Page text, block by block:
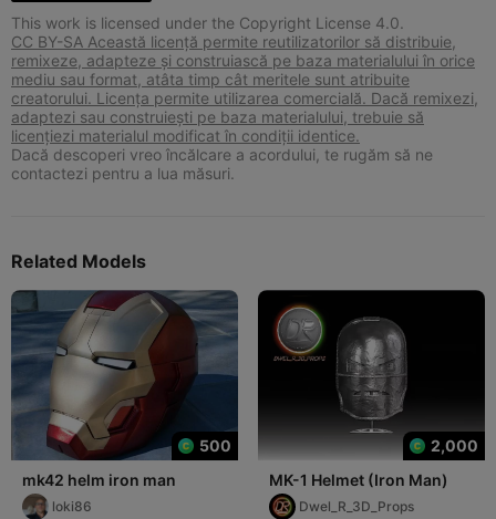
This work is licensed under the Copyright License 4.0.
CC BY-SA Această licență permite reutilizatorilor să distribuie,
remixeze, adapteze și construiască pe baza materialului în orice
mediu sau format, atâta timp cât meritele sunt atribuite
creatorului. Licența permite utilizarea comercială. Dacă remixezi,
adaptezi sau construiești pe baza materialului, trebuie să
licențiezi materialul modificat în condiții identice.
Dacă descoperi vreo încălcare a acordului, te rugăm să ne
contactezi pentru a lua măsuri.
Related Models
500
mk42 helm iron man
loki86
2,000
MK-1 Helmet (Iron Man)
Dwel_R_3D_Props